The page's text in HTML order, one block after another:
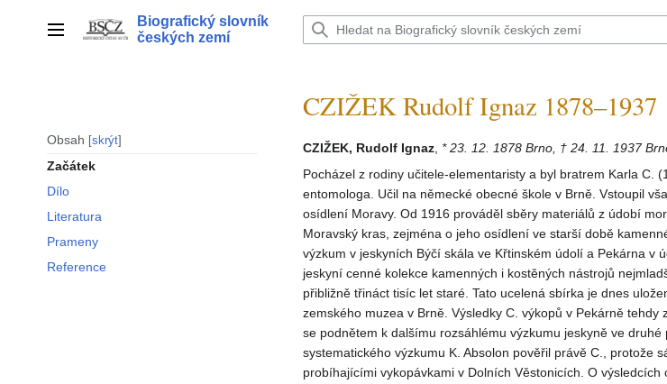
Hlavní menu
Biografický slovník
českých zemí
Obsah skrýt
Začátek
Dílo
Literatura
Prameny
Reference
CZIŽEK Rudolf Ignaz 1878–1937
CZIŽEK, Rudolf Ignaz * 23. 12. 1878 Brno, † 24. 11. 1937
Pocházel z rodiny učitele-elementaristy a byl bratrem Karla C.
entomologa. Učil na německé obecné škole v Brně. Vstoupil
osídlení Moravy. Od 1916 prováděl sběry materiálů z údobí
Moravský kras, zejména o jeho osídlení ve starší době
výzkum v jeskyních Býčí skála ve Křtinském údolí a Pekárna v
jeskyní cenné kolekce kamenných i kostěných nástrojů
přibližně třináct tisíc let staré. Tato ucelená sbírka je dnes
zemského muzea v Brně. Výsledky C. výkopů v Pekárně tehdy
se podnětem k dalšímu rozsáhlému výzkumu jeskyně ve druhé
systematického výzkumu K. Absolon pověřil právě C., protože
probíhajícími vykopávkami v Dolních Věstonicích. O